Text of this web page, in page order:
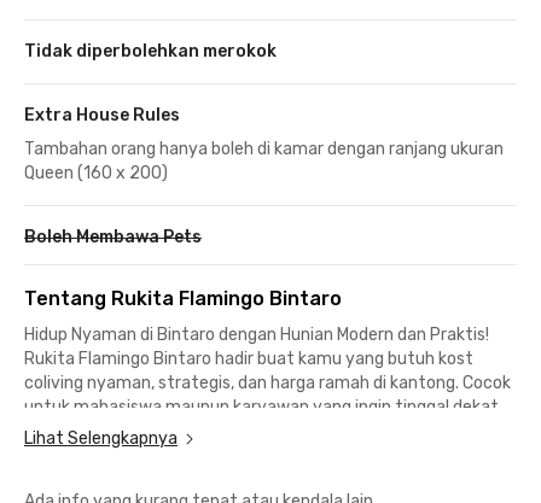
Tidak diperbolehkan merokok
Extra House Rules
Tambahan orang hanya boleh di kamar dengan ranjang ukuran
Queen (160 x 200)
Boleh Membawa Pets
Tentang Rukita Flamingo Bintaro
Hidup Nyaman di Bintaro dengan Hunian Modern dan Praktis!
Rukita Flamingo Bintaro hadir buat kamu yang butuh kost
coliving nyaman, strategis, dan harga ramah di kantong. Cocok
untuk mahasiswa maupun karyawan yang ingin tinggal dekat
kampus dan perkantoran.
Lihat Selengkapnya